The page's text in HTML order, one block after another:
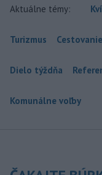
Aktuálne témy:
Turizmus Cestovanie
Dielo týždňa
Komunálne voľby